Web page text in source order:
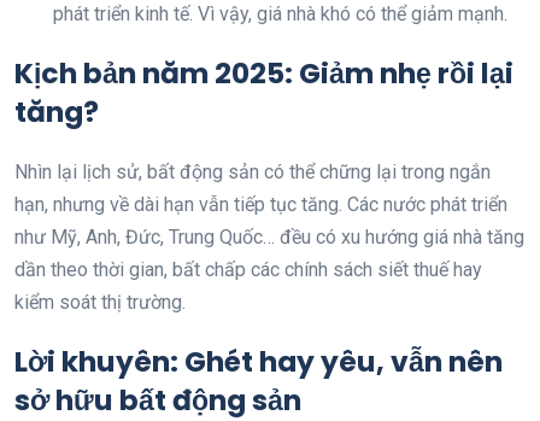
phát triển kinh tế. Vì vậy, giá nhà khó có thể giảm mạnh.
Kịch bản năm 2025: Giảm nhẹ rồi lại
tăng?
Nhìn lại lịch sử, bất động sản có thể chững lại trong ngắn
hạn, nhưng về dài hạn vẫn tiếp tục tăng. Các nước phát triển
như Mỹ, Anh, Đức, Trung Quốc… đều có xu hướng giá nhà tăng
dần theo thời gian, bất chấp các chính sách siết thuế hay
kiểm soát thị trường.
Lời khuyên: Ghét hay yêu, vẫn nên
sở hữu bất động sản